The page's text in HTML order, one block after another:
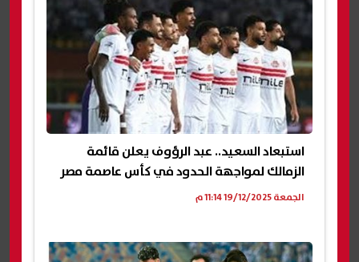
استبعاد السعيد.. عبد الرؤوف يعلن قائمة
الزمالك لمواجهة الحدود في كأس عاصمة مصر
الجمعة 19/12/2025 11:14 م